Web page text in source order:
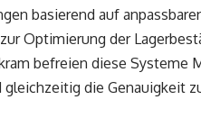
basierend auf
Optimierung der
befreien diese
die Genauigkeit